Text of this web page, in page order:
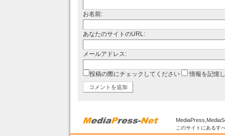
お名前:
あなたのサイトのURL:
メールアドレス:
投稿の際にチェックしてください 情報を記憶
このサイトにあるす